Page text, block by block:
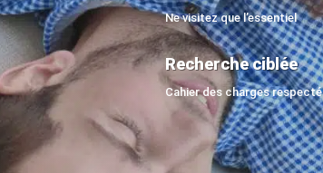
Ne visitez que l’essentiel
Recherche ciblée
Cahier des charges respecté